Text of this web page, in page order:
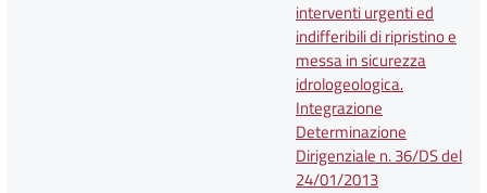
interventi urgenti ed
indifferibili di ripristino e
messa in sicurezza
idrologeologica.
Integrazione
Determinazione
Dirigenziale n. 36/DS del
24/01/2013